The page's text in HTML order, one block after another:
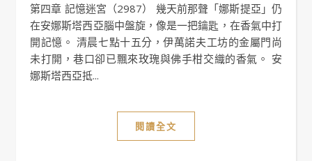
第四章 記憶迷宮（2987） 幾天前那聲「娜斯提亞」仍
在安娜斯塔西亞腦中盤旋，像是一把鑰匙，在香氣中打
開記憶。 清晨七點十五分，伊萬諾夫工坊的金屬門尚
未打開，巷口卻已飄來玫瑰與佛手柑交織的香氣。 安
娜斯塔西亞抵...
閱讀全文